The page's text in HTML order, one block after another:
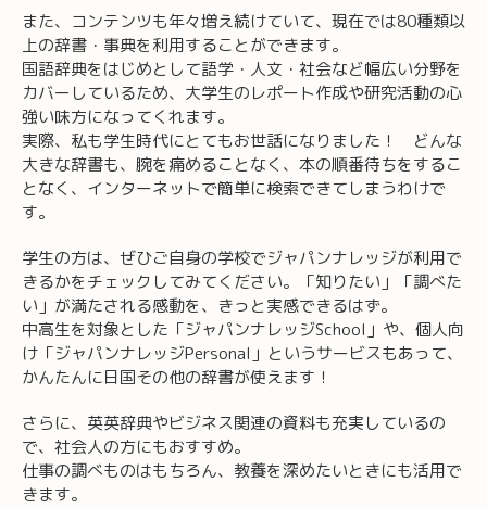
また、コンテンツも年々増え続けていて、現在では80種類以
上の辞書・事典を利用することができます。
国語辞典をはじめとして語学・人文・社会など幅広い分野を
カバーしているため、大学生のレポート作成や研究活動の心
強い味方になってくれます。
実際、私も学生時代にとてもお世話になりました！ どんな
大きな辞書も、腕を痛めることなく、本の順番待ちをするこ
となく、インターネットで簡単に検索できてしまうわけで
す。
学生の方は、ぜひご自身の学校でジャパンナレッジが利用で
きるかをチェックしてみてください。「知りたい」「調べた
い」が満たされる感動を、きっと実感できるはず。
中高生を対象とした「ジャパンナレッジSchool」や、個人向
け「ジャパンナレッジPersonal」というサービスもあって、
かんたんに日国その他の辞書が使えます！
さらに、英英辞典やビジネス関連の資料も充実しているの
で、社会人の方にもおすすめ。
仕事の調べものはもちろん、教養を深めたいときにも活用で
きます。